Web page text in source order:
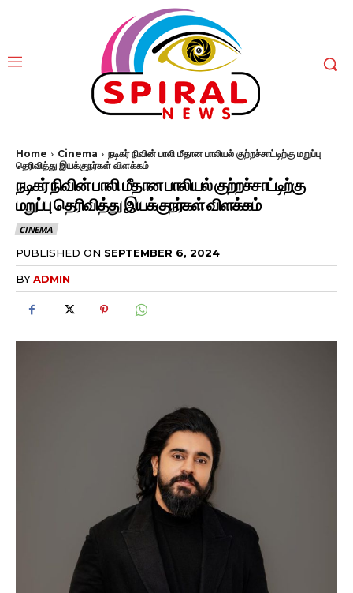
Home Cinema
நடிகர் நிவின் பாலி மீதான பாலியல் குற்றச்சாட்டிற்கு மறுப்பு
தெரிவித்து இயக்குநர்கள் விளக்கம்
நடிகர் நிவின் பாலி மீதான பாலியல் குற்றச்சாட்டிற்கு
மறுப்பு தெரிவித்து இயக்குநர்கள் விளக்கம்
CINEMA
PUBLISHED ON SEPTEMBER 6, 2024
BYADMIN